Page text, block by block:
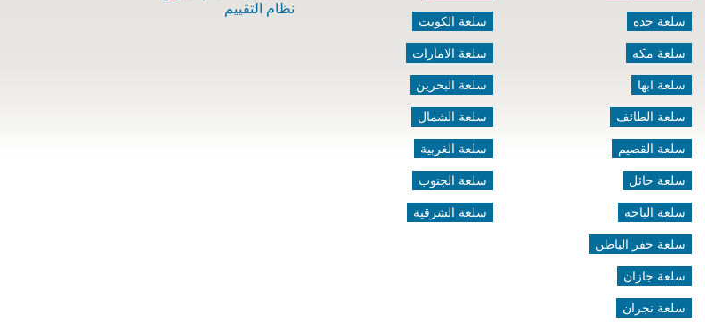
سلعة جده
سلعة مكه
سلعة ابها
سلعة الطائف
سلعة القصيم
سلعة حائل
سلعة الباحه
سلعة حفر الباطن
سلعة جازان
سلعة نجران
سلعة الكويت
سلعة الامارات
سلعة البحرين
سلعة الشمال
سلعة الغربية
سلعة الجنوب
سلعة الشرقية
نظام التقييم